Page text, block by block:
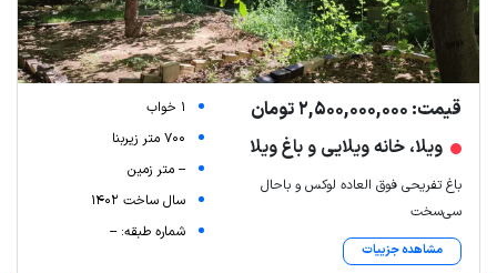
قیمت: 2,500,000,000 تومان
ویلا، خانه ویلایی و باغ ویلا
باغ تفریحی فوق العاده لوکس و باحال
سی‌سخت
مشاهده جزییات
1 خواب
700 متر زیربنا
-- متر زمین
سال ساخت 1402
شماره طبقه: --